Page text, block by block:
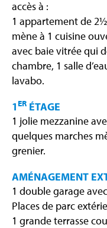
accès à :
1 appartement de
mène à 1 cuisine
avec baie vitrée qui
chambre, 1 salle
lavabo.
1 ER ÉTAGE
1 jolie mezzanine
quelques marches
grenier.
AMÉNAGEMENT
1 double garage
Places de parc
1 grande terrasse